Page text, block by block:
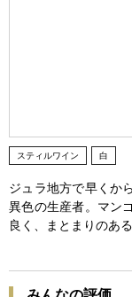
スティルワイン 白
ジュラ地方で早くか
異色の生産者。マン
良く、まとまりのあ